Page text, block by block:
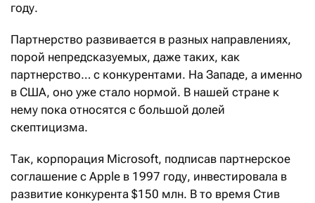
году.
Партнерство развивается в разных направлениях,
порой непредсказуемых, даже таких, как
партнерство… с конкурентами. На Западе, а именно
в США, оно уже стало нормой. В нашей стране к
нему пока относятся с большой долей
скептицизма.
Так, корпорация Microsoft, подписав партнерское
соглашение с Apple в 1997 году, инвестировала в
развитие конкурента $150 млн. В то время Стив